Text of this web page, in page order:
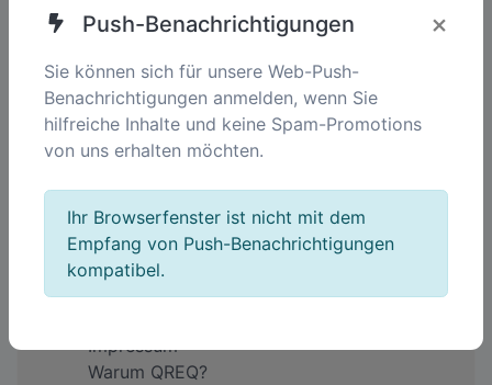
Ihr Tor zu intelligenteren Lösungen.
Vereinfachen. Vernetzen. Stärken..
Unternehmen
Impressum
Warum QREQ?
Push-Benachrichtigungen ×
Sie können sich für unsere Web-Push-
Benachrichtigungen anmelden, wenn Sie
hilfreiche Inhalte und keine Spam-Promotions
von uns erhalten möchten.
Ihr Browserfenster ist nicht mit dem
Empfang von Push-Benachrichtigungen
kompatibel.